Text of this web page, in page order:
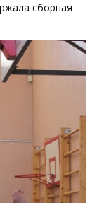
сборная